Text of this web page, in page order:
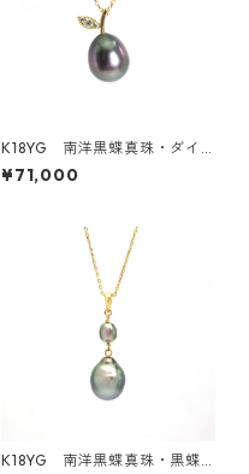
K18YG 南洋黒蝶真珠・ダイ
ヤモンドペンダントトップ《F
ruit》（KR70538）
¥71,000
K18YG 南洋黒蝶真珠・黒蝶